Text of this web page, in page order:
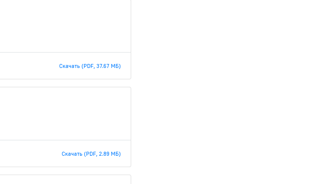
Скачать (PDF, 37.67 МБ)
Скачать (PDF, 2.89 МБ)